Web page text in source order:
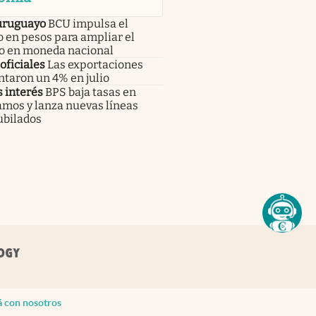
BCU impulsa el
en pesos para ampliar el
en moneda nacional
Las exportaciones
un 4% en julio
interésBPS baja tasas en
y lanza nuevas líneas
con nosotros